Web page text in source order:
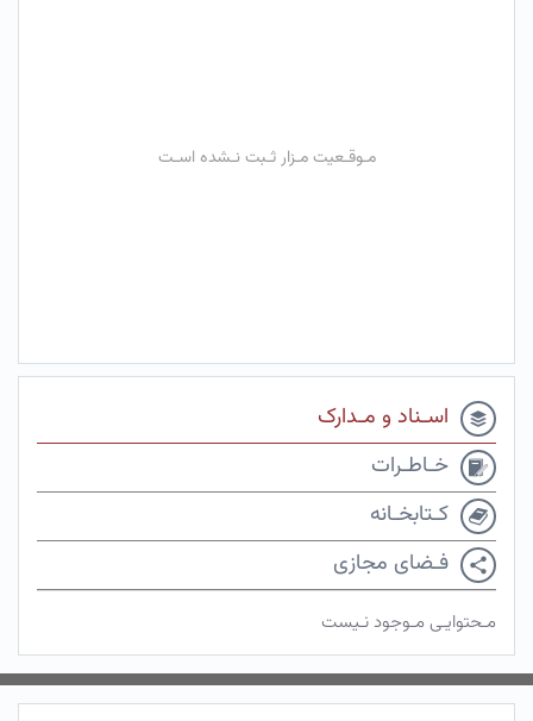
مـوقـعیت مـزار ثـبت نـشده اسـت
اسـناد و مـدارک
خـاطـرات
کـتابخـانه
فـضای مجازی
مـحتوایـی مـوجود نـیست